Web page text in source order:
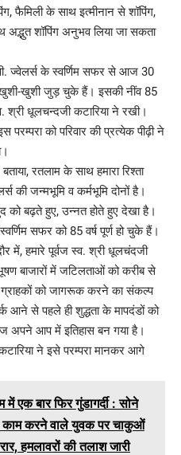
फैमिली के साथ इत्मीनान से शॉपिंग,
अद्भुत शॉपिंग अनुभव लिया जा सकता
ज्वेलर्स के स्वर्णिम सफर से आज 30
खुशी जुड़ चुके हैं। इसकी नींव 85
श्री धूलचन्दजी कटारिया ने रखी।
परम्परा को परिवार की प्रत्येक पीढ़ी ने
रतलाम के साथ हमारा रिश्ता
की जन्मभूमि व कर्मभूमि दोनों है।
बढ़ते हुए, उन्नत होते हुए देखा है।
सफर को 85 वर्ष पूर्ण हो चुके हैं।
में, हमारे पूर्वज स्व. श्री धूलचंदजी
बाजारों में जटिलताओं को करीब से
ग्राहकों को जागरूक करने का संकल्प
आने से पहले ही शुद्धता के मापदंडों को
अपने आप में इतिहास बन गया है।
ने इसे परम्परा मानकर आगे
में एक बार फिर गुंडागर्दी : सोने
काम करने वाले युवक पर चाकुओं
हमलावरों की तलाश जारी